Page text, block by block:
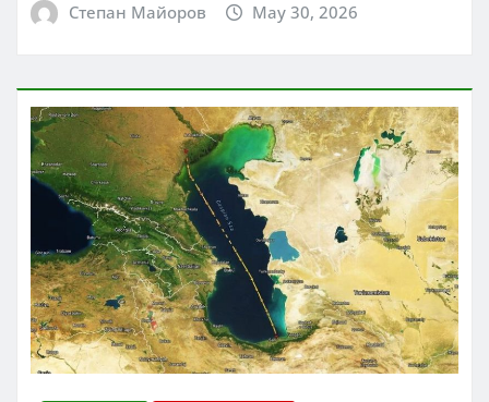
Степан Майоров May 30, 2026